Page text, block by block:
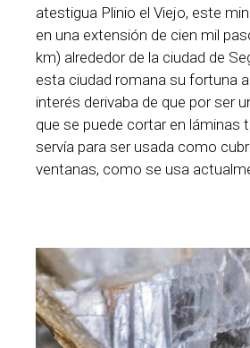
atestigua Plinio el Viejo, este
en una extensión de cien mil
km) alrededor de la ciudad de
esta ciudad romana su fortuna
interés derivaba de que por ser
que se puede cortar en láminas
servía para ser usada como
ventanas, como se usa